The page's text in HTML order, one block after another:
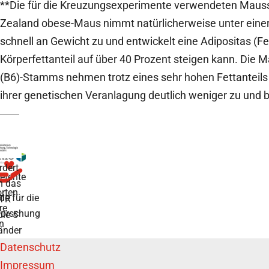
**Die für die Kreuzungsexperimente verwendeten
Zealand obese-Maus nimmt natürlicherweise unter
schnell an Gewicht zu und entwickelt eine Adipositas
Körperfettanteil auf über 40 Prozent steigen kann. Die
(B6)-Stamms nehmen trotz eines sehr hohen
ihrer genetischen Veranlagung deutlich weniger zu und
für die
das
5
Datenschutz
Impressum